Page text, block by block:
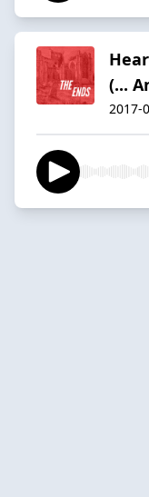
(...
2017-